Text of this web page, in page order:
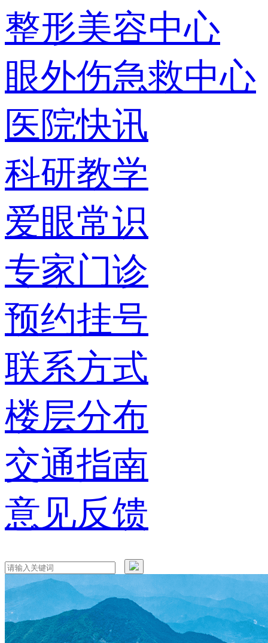
整形美容中心
眼外伤急救中心
医院快讯
科研教学
爱眼常识
专家门诊
预约挂号
联系方式
楼层分布
交通指南
意见反馈